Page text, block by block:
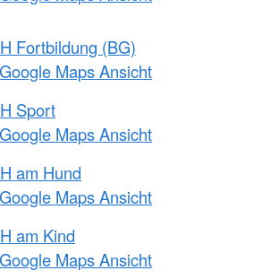
Fortbildung (BG)
Maps Ansicht
Sport
Maps Ansicht
am Hund
Maps Ansicht
am Kind
Maps Ansicht